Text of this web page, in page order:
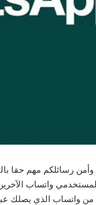
رسائلكم مهم حقا
لمستخدمي واتساب
واتساب الذي يصلك عبر